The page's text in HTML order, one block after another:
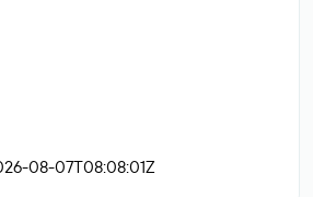
08-07T08:08:01Z